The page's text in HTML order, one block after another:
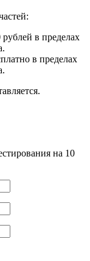
в пределах
в пределах
на 10